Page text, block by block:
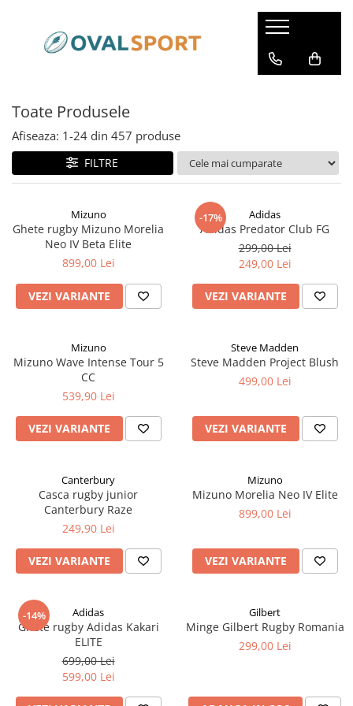
Femei
Incaltaminte
Barbati
Incaltaminte
Toate Produsele
Afiseaza: 1-24 din 457 produse
FILTRE
Mizuno
Ghete rugby Mizuno Morelia
Neo IV Beta Elite
899,00 Lei
VEZI VARIANTE
-17% Adidas
Adidas Predator Club FG
299,00 Lei
249,00 Lei
VEZI VARIANTE
Mizuno
Mizuno Wave Intense Tour 5
CC
539,90 Lei
VEZI VARIANTE
Steve Madden
Steve Madden Project Blush
499,00 Lei
VEZI VARIANTE
Canterbury
Casca rugby junior
Canterbury Raze
249,90 Lei
VEZI VARIANTE
Mizuno
Mizuno Morelia Neo IV Elite
899,00 Lei
VEZI VARIANTE
-14% Adidas
Ghete rugby Adidas Kakari
ELITE
699,00 Lei
599,00 Lei
Gilbert
Minge Gilbert Rugby Romania
299,00 Lei